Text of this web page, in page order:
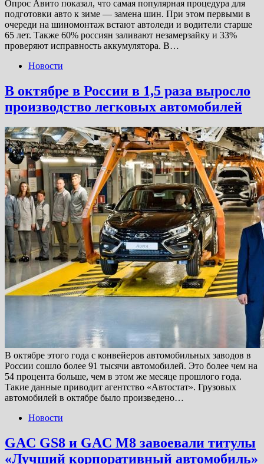
Опрос Авито показал, что самая популярная процедура для
подготовки авто к зиме — замена шин. При этом первыми в
очереди на шиномонтаж встают автоледи и водители старше
65 лет. Также 60% россиян заливают незамерзайку и 33%
проверяют исправность аккумулятора. В…
Новости
В октябре в России в 1,5 раза выросло
производство легковых автомобилей
В октябре этого года с конвейеров автомобильных заводов в
России сошло более 91 тысячи автомобилей. Это более чем на
54 процента больше, чем в этом же месяце прошлого года.
Такие данные приводит агентство «Автостат». Грузовых
автомобилей в октябре было произведено…
Новости
GAC GS8 и GAC M8 завоевали титулы
«Лучший корпоративный автомобиль»